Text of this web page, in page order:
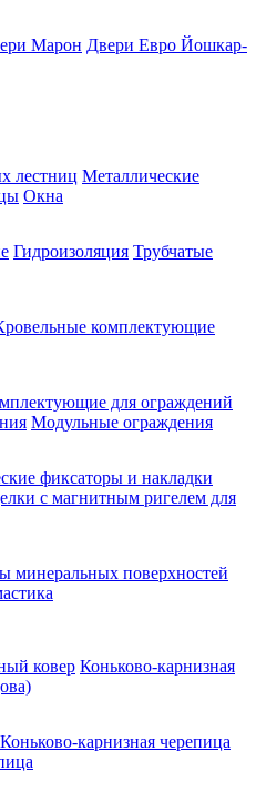
Марон Двери Евро Йошкар-
лестниц Металлические
Окна
Гидроизоляция Трубчатые
комплектующие
для ограждений
Модульные ограждения
фиксаторы и накладки
с магнитным ригелем для
минеральных поверхностей
ковер Коньково-карнизная
Коньково-карнизная черепица